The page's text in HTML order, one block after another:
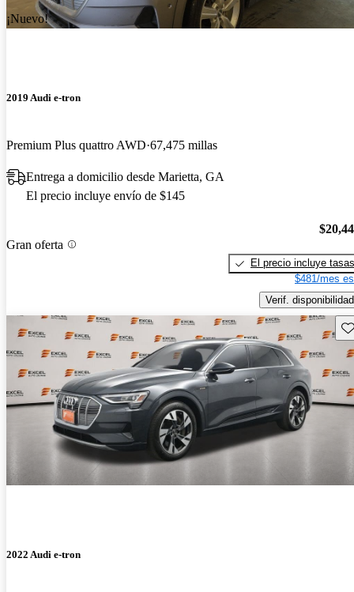
¡Nuevo!
2019 Audi e-tron
Premium Plus quattro AWD 67,475 millas
Entrega a domicilio desde Marietta, GA
El precio incluye envío de $145
Gran oferta
El precio incluye tasas
$481/mes
Verif. disponibilidad
2022 Audi e-tron